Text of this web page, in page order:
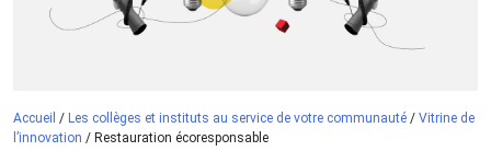
Accueil / Les collèges et instituts au service de votre communauté / Vitrine de
l’innovation / Restauration écoresponsable